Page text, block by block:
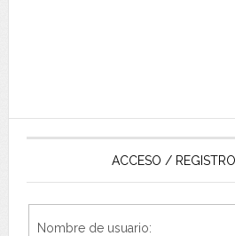
ACCESO /
Nombre de usuario: